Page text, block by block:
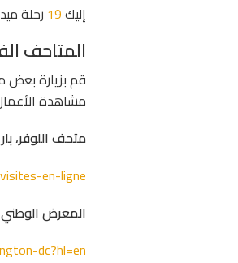
إليك19 رحلة
المتاحف
قم بزيارة بعض
مشاهدة
متحف اللوفر،
en-ligne
المعرض
dc?hl=en